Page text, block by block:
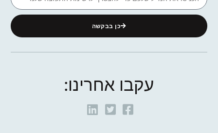
כן בבקשה
עקבו אחרינו: